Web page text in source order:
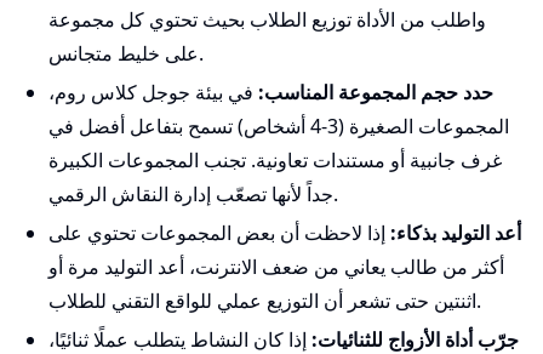
واطلب من الأداة توزيع الطلاب بحيث تحتوي كل مجموعة
على خليط متجانس.
حدد حجم المجموعة المناسب: في بيئة جوجل كلاس روم،
المجموعات الصغيرة (3-4 أشخاص) تسمح بتفاعل أفضل في
غرف جانبية أو مستندات تعاونية. تجنب المجموعات الكبيرة
جداً لأنها تصعّب إدارة النقاش الرقمي.
أعد التوليد بذكاء: إذا لاحظت أن بعض المجموعات تحتوي على
أكثر من طالب يعاني من ضعف الانترنت، أعد التوليد مرة أو
اثنتين حتى تشعر أن التوزيع عملي للواقع التقني للطلاب.
جرّب أداة الأزواج للثنائيات: إذا كان النشاط يتطلب عملًا ثنائيًا،